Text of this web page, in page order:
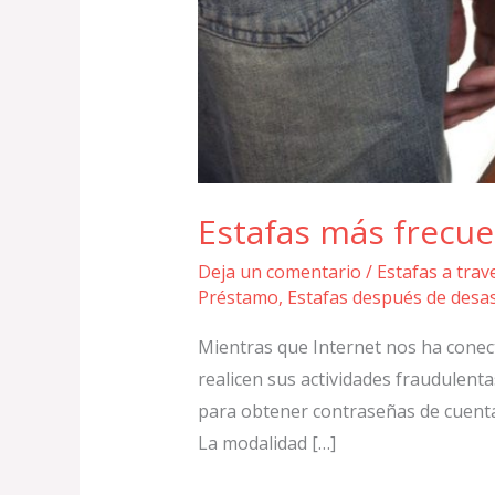
Estafas más
Deja un comentario / Estafas a
Préstamo, Estafas después de
Mientras que Internet nos ha
realicen sus actividades
para obtener contraseñas de
La modalidad […]